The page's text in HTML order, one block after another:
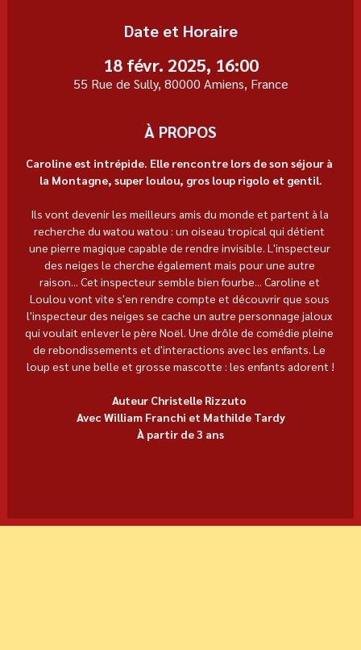
Date et Horaire
18 févr. 2025, 16:00
55 Rue de Sully, 80000 Amiens, France
À PROPOS
Caroline est intrépide. Elle rencontre lors de son séjour à
la Montagne, super loulou, gros loup rigolo et gentil.
Ils vont devenir les meilleurs amis du monde et partent à la
recherche du watou watou : un oiseau tropical qui détient
une pierre magique capable de rendre invisible. L'inspecteur
des neiges le cherche également mais pour une autre
raison... Cet inspecteur semble bien fourbe... Caroline et
Loulou vont vite s'en rendre compte et découvrir que sous
l'inspecteur des neiges se cache un autre personnage jaloux
qui voulait enlever le père Noël. Une drôle de comédie pleine
de rebondissements et d'interactions avec les enfants. Le
loup est une belle et grosse mascotte : les enfants adorent !
Auteur Christelle Rizzuto
Avec William Franchi et Mathilde Tardy
À partir de 3 ans